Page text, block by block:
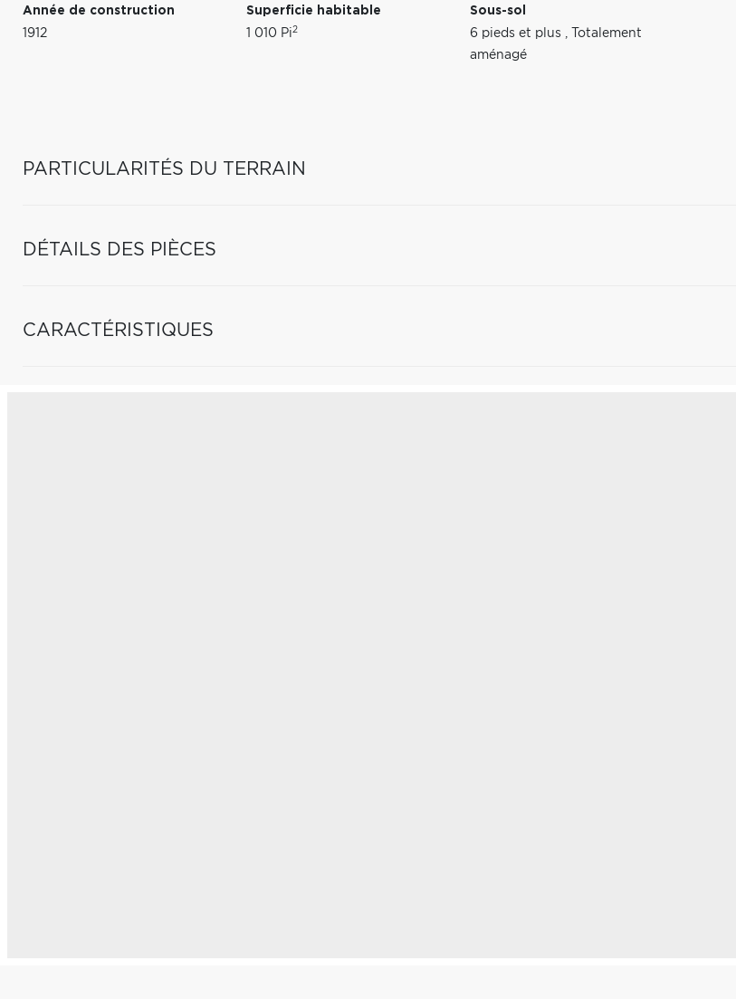
Année de construction
1912
Superficie habitable
1 010 Pi2
Sous-sol
6 pieds et plus ,
Totalement
aménagé
PARTICULARITÉS DU TERRAIN
DÉTAILS DES PIÈCES
CARACTÉRISTIQUES